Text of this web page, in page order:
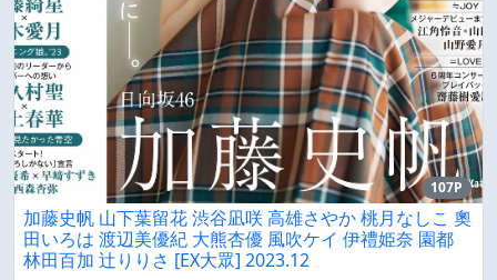
107P
加藤史帆 山下葉留花 渋谷凪咲 高雄さやか 桃月なしこ 奧
田いろは 渡辺美優紀 大熊杏優 風吹ケイ 伊禮姫奈 園都
林田百加 辻りりさ [EX大眾] 2023.12